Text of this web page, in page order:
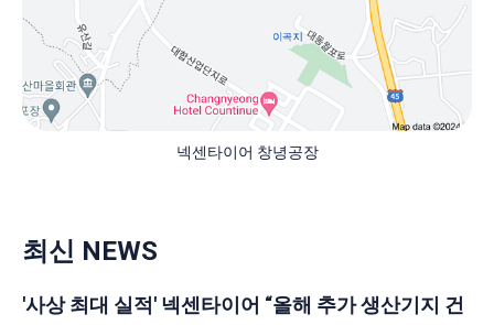
넥센타이어 창녕공장
최신 NEWS
'사상 최대 실적' 넥센타이어 “올해 추가 생산기지 건